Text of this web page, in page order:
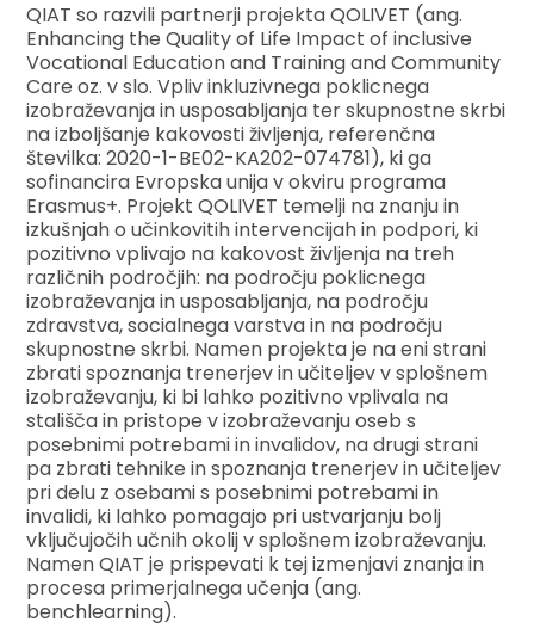
QIAT so razvili partnerji projekta QOLIVET (ang.
Enhancing the Quality of Life Impact of inclusive
Vocational Education and Training and Community
Care oz. v slo. Vpliv inkluzivnega poklicnega
izobraževanja in usposabljanja ter skupnostne skrbi
na izboljšanje kakovosti življenja, referenčna
številka: 2020-1-BE02-KA202-074781), ki ga
sofinancira Evropska unija v okviru programa
Erasmus+. Projekt QOLIVET temelji na znanju in
izkušnjah o učinkovitih intervencijah in podpori, ki
pozitivno vplivajo na kakovost življenja na treh
različnih področjih: na področju poklicnega
izobraževanja in usposabljanja, na področju
zdravstva, socialnega varstva in na področju
skupnostne skrbi. Namen projekta je na eni strani
zbrati spoznanja trenerjev in učiteljev v splošnem
izobraževanju, ki bi lahko pozitivno vplivala na
stališča in pristope v izobraževanju oseb s
posebnimi potrebami in invalidov, na drugi strani
pa zbrati tehnike in spoznanja trenerjev in učiteljev
pri delu z osebami s posebnimi potrebami in
invalidi, ki lahko pomagajo pri ustvarjanju bolj
vključujočih učnih okolij v splošnem izobraževanju.
Namen QIAT je prispevati k tej izmenjavi znanja in
procesa primerjalnega učenja (ang.
benchlearning).